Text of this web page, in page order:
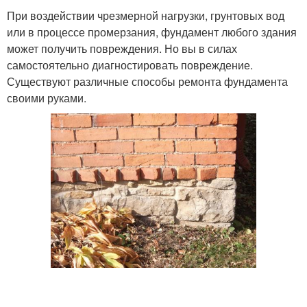
При воздействии чрезмерной нагрузки, грунтовых вод
или в процессе промерзания, фундамент любого здания
может получить повреждения. Но вы в силах
самостоятельно диагностировать повреждение.
Существуют различные способы ремонта фундамента
своими руками.